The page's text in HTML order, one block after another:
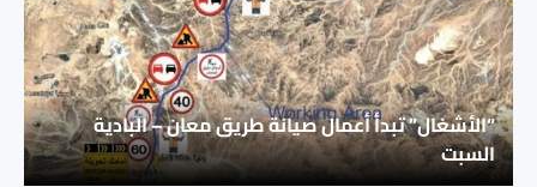
“الأشغال” تبدأ أعمال صيانة طريق معان – البادية
السبت